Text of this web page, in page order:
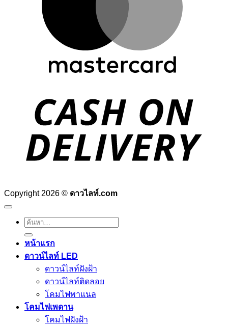
Copyright 2026 © ดาวไลท์.com
ค้นหา:
หน้าแรก
ดาวน์ไลท์ LED
ดาวน์ไลท์ฝังฝ้า
ดาวน์ไลท์ติดลอย
โคมไฟพาแนล
โคมไฟเพดาน
โคมไฟฝังฝ้า